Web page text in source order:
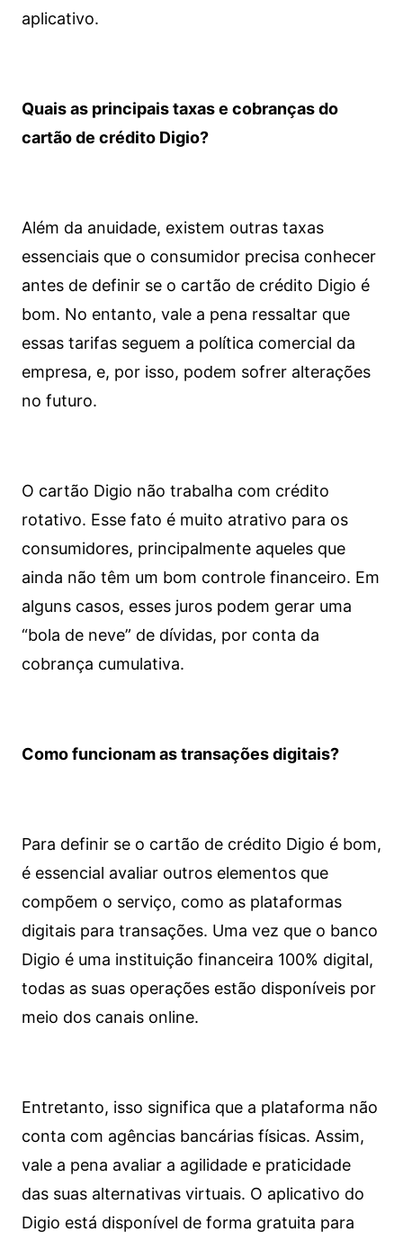
aplicativo.
Quais as principais taxas e cobranças do
cartão de crédito Digio?
Além da anuidade, existem outras taxas
essenciais que o consumidor precisa conhecer
antes de definir se o cartão de crédito Digio é
bom. No entanto, vale a pena ressaltar que
essas tarifas seguem a política comercial da
empresa, e, por isso, podem sofrer alterações
no futuro.
O cartão Digio não trabalha com crédito
rotativo. Esse fato é muito atrativo para os
consumidores, principalmente aqueles que
ainda não têm um bom controle financeiro. Em
alguns casos, esses juros podem gerar uma
“bola de neve” de dívidas, por conta da
cobrança cumulativa.
Como funcionam as transações digitais?
Para definir se o cartão de crédito Digio é bom,
é essencial avaliar outros elementos que
compõem o serviço, como as plataformas
digitais para transações. Uma vez que o banco
Digio é uma instituição financeira 100% digital,
todas as suas operações estão disponíveis por
meio dos canais online.
Entretanto, isso significa que a plataforma não
conta com agências bancárias físicas. Assim,
vale a pena avaliar a agilidade e praticidade
das suas alternativas virtuais. O aplicativo do
Digio está disponível de forma gratuita para